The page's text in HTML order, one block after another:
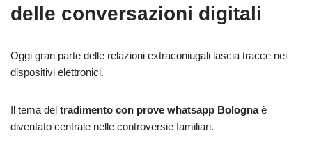
delle conversazioni digitali
Oggi gran parte delle relazioni extraconiugali lascia tracce nei
dispositivi elettronici.
Il tema del tradimento con prove whatsapp Bolognaè
diventato centrale nelle controversie familiari.